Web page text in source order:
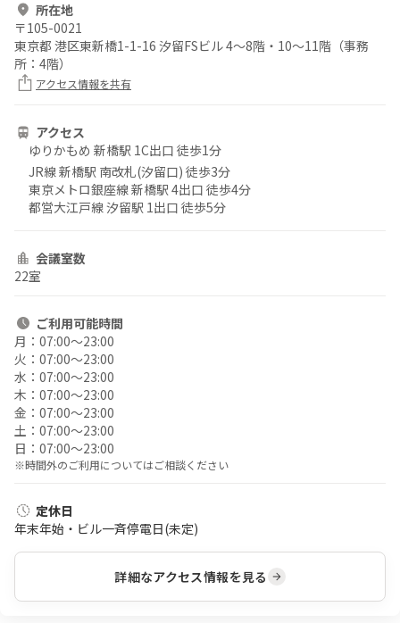
所在地
〒105-0021
東京都 港区東新橋1-1-16 汐留FSビル 4〜8階・10～11階（事務
所：4階）
アクセス情報を共有
アクセス
ゆりかもめ 新橋駅 1C出口 徒歩1分
JR線 新橋駅 南改札(汐留口) 徒歩3分
東京メトロ銀座線 新橋駅 4出口 徒歩4分
都営大江戸線 汐留駅 1出口 徒歩5分
会議室数
22室
ご利用可能時間
月： 07:00〜23:00
火： 07:00〜23:00
水： 07:00〜23:00
木： 07:00〜23:00
金： 07:00〜23:00
土： 07:00〜23:00
日： 07:00〜23:00
※時間外のご利用についてはご相談ください
定休日
年末年始・ビル一斉停電日(未定)
詳細なアクセス情報を見る